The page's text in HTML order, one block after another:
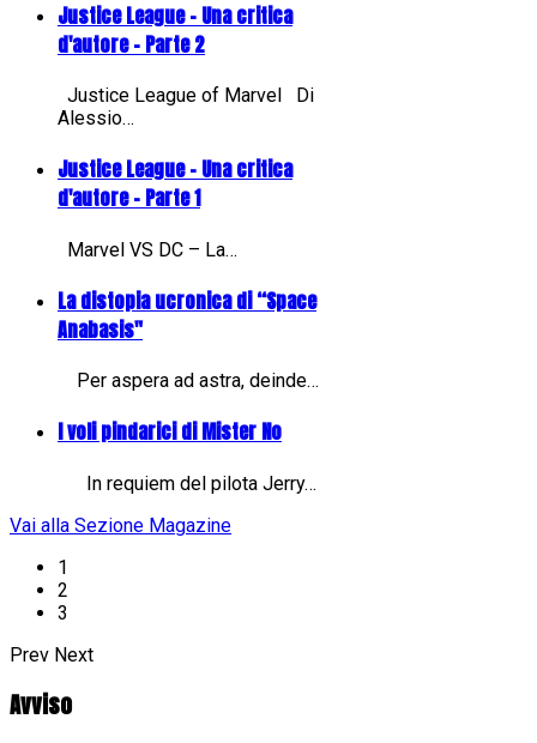
Justice League - Una critica
d'autore - Parte 2
Justice League of Marvel Di
Alessio…
Justice League - Una critica
d'autore - Parte 1
Marvel VS DC – La…
La distopia ucronica di “Space
Anabasis"
Per aspera ad astra, deinde…
I voli pindarici di Mister No
In requiem del pilota Jerry…
Vai alla Sezione Magazine
1
2
3
Prev Next
Avviso